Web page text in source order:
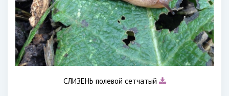
СЛИЗЕНЬ полевой сетчатый